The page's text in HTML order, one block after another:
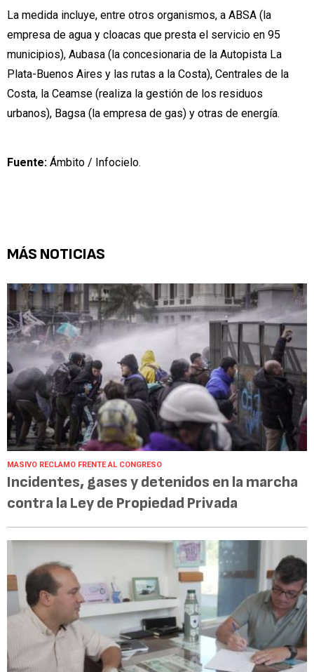
La medida incluye, entre otros organismos, a ABSA (la
empresa de agua y cloacas que presta el servicio en 95
municipios), Aubasa (la concesionaria de la Autopista La
Plata-Buenos Aires y las rutas a la Costa), Centrales de la
Costa, la Ceamse (realiza la gestión de los residuos
urbanos), Bagsa (la empresa de gas) y otras de energía.
Fuente: Ámbito / Infocielo.
MÁS NOTICIAS
MASIVO RECLAMO FRENTE AL CONGRESO
Incidentes, gases y detenidos en la marcha
contra la Ley de Propiedad Privada